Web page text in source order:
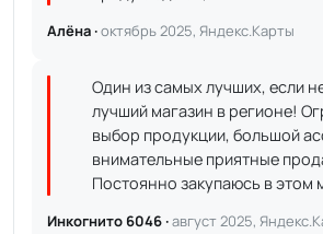
Алёна ·октябрь 2025, Яндекс.Карты
Один из самых лучших, если
лучший магазин в регионе!
выбор продукции, большой
внимательные приятные
Постоянно закупаюсь в этом
Инкогнито 6046 ·август 2025,